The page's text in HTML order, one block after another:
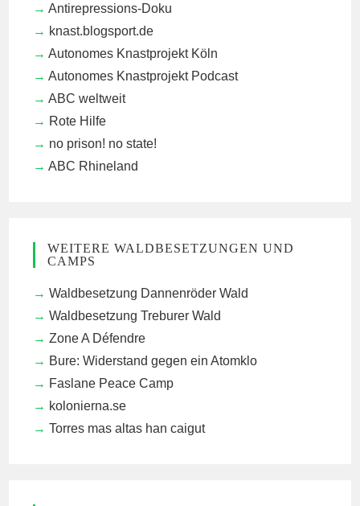
Antirepressions-Doku
knast.blogsport.de
Autonomes Knastprojekt Köln
Autonomes Knastprojekt Podcast
ABC weltweit
Rote Hilfe
no prison! no state!
ABC Rhineland
WEITERE WALDBESETZUNGEN UND
CAMPS
Waldbesetzung Dannenröder Wald
Waldbesetzung Treburer Wald
Zone A Défendre
Bure: Widerstand gegen ein Atomklo
Faslane Peace Camp
kolonierna.se
Torres mas altas han caigut